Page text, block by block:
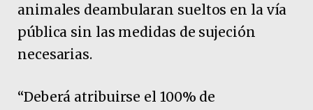
animales deambularan sueltos en la vía
pública sin las medidas de sujeción
necesarias.
“Deberá atribuirse el 100% de